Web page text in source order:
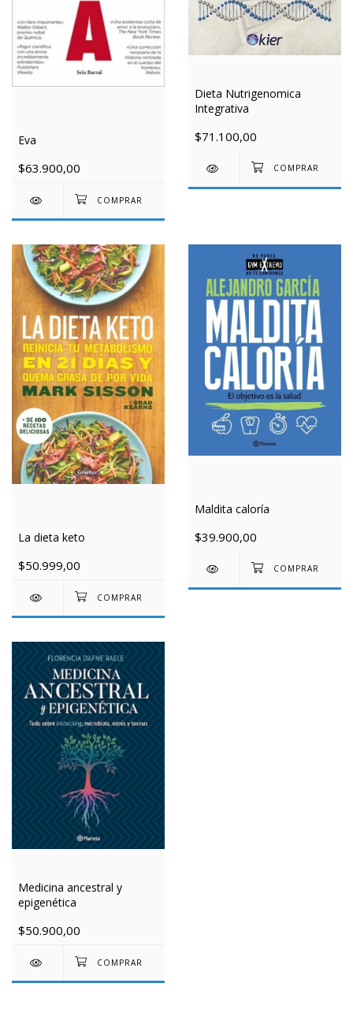
Eva
$63.900,00
Dieta Nutrigenomica
Integrativa
$71.100,00
La dieta keto
$50.999,00
Maldita caloría
$39.900,00
Medicina ancestral y
epigenética
$50.900,00